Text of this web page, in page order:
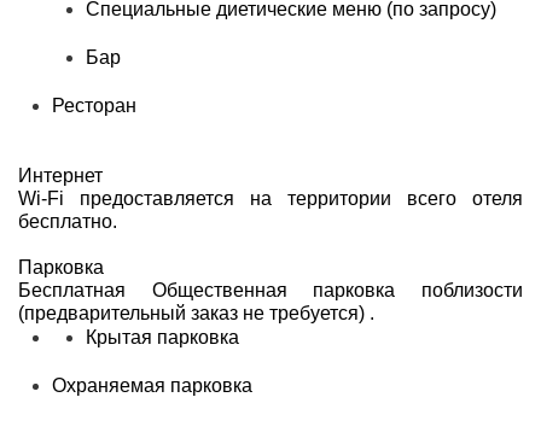
Специальные диетические меню (по запросу)
Бар
Ресторан
Интернет
Wi-Fi предоставляется на территории всего отеля
бесплатно.
Парковка
Бесплатная Общественная парковка поблизости
(предварительный заказ не требуется) .
Крытая парковка
Охраняемая парковка